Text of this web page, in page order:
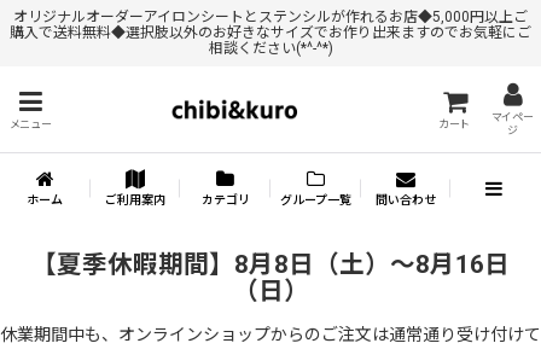
オリジナルオーダーアイロンシートとステンシルが作れるお店◆5,000円以上ご
購入で送料無料◆選択肢以外のお好きなサイズでお作り出来ますのでお気軽にご
相談ください(*^-^*)
メニュー カート
マイペー
ジ
ホーム ご利用案内 カテゴリ グループ一覧 問い合わせ
【夏季休暇期間】8月8日（土）～8月16日
（日）
休業期間中も、オンラインショップからのご注文は通常通り受け付けて